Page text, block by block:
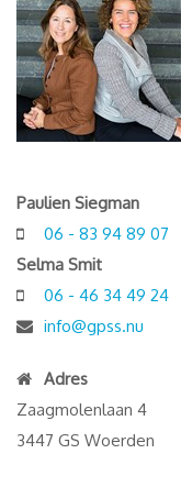
Paulien Siegman
06 - 83 94 89 07
Selma Smit
06 - 46 34 49 24
info@gpss.nu
Adres
Zaagmolenlaan 4
3447 GS Woerden